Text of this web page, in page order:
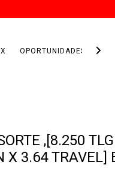
OPORTUNIDADES!
,[8.250
X 3.64 TRAVEL]